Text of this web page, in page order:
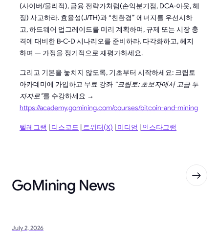
(사이버/물리적), 금융 전략가처럼(손익분기점, DCA-아웃, 헤
징) 사고하라. 효율성(J/TH)과 “친환경” 에너지를 우선시하
고, 하드웨어 업그레이드를 미리 계획하며, 규제 또는 시장 충
격에 대비한 B-C-D 시나리오를 준비하라. 다각화하고, 헤지
하며 — 가정을 정기적으로 재평가하세요.
그리고 기본을 놓치지 않도록, 기초부터 시작하세요: 크립토
아카데미에 가입하고 무료 강좌 “크립토: 초보자에서 고급 투
자자로”를 수강하세요 →
https://academy.gomining.com/courses/bitcoin-and-mining
텔레그램 | 디스코드 | 트위터(X) | 미디엄 | 인스타그램
GoMining News
July 2, 2026